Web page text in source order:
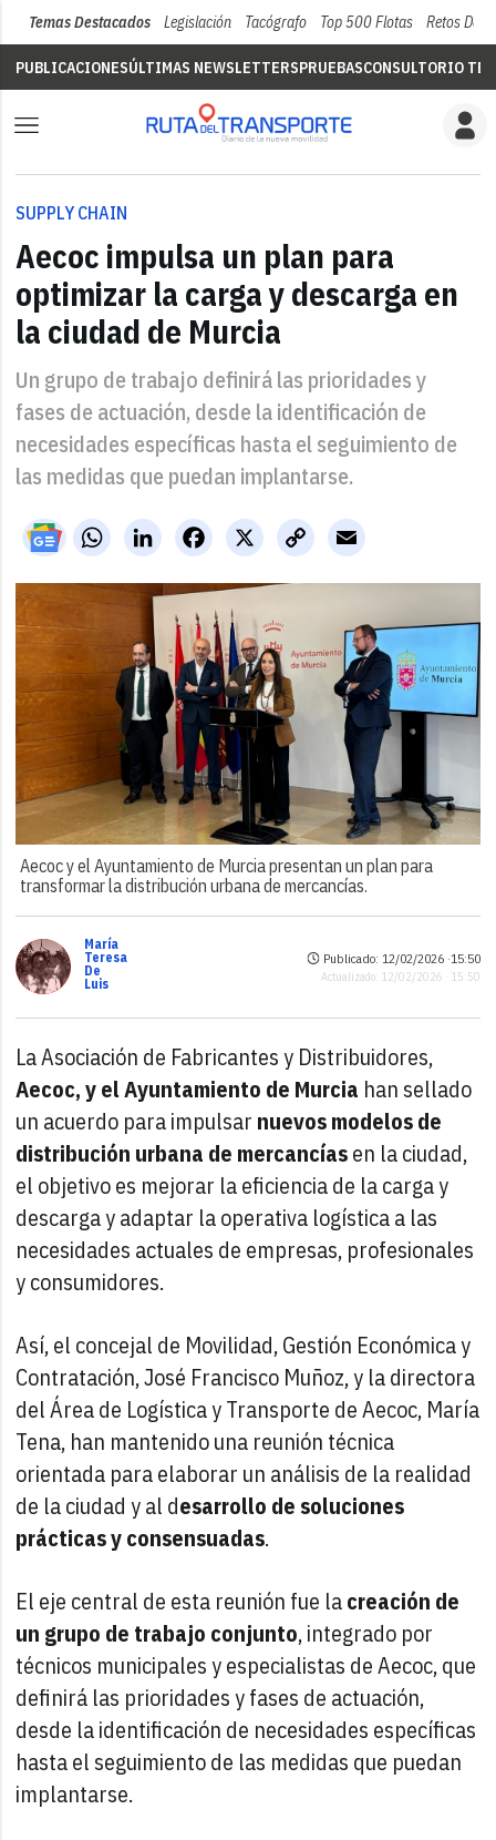
Temas Destacados Legislación Tacógrafo Top 500 Flotas Retos Del
PUBLICACIONESÚLTIMAS NEWSLETTERSPRUEBASCONSULTORIO
SUPPLY CHAIN
Aecoc impulsa un plan para
optimizar la carga y descarga en
la ciudad de Murcia
Un grupo de trabajo definirá las prioridades y
fases de actuación, desde la identificación de
necesidades específicas hasta el seguimiento de
las medidas que puedan implantarse.
WhatsAppLinkedIn X
Facebook
Copy
Link
Email
Aecoc y el Ayuntamiento de Murcia presentan un plan para
transformar la distribución urbana de mercancías.
María
Teresa
De
Luis
Publicado: 12/02/2026 ·15:50
Actualizado: 12/02/2026 · 15:50
La Asociación de Fabricantes y Distribuidores,
Aecoc, y el Ayuntamiento de Murcia han sellado
un acuerdo para impulsar nuevos modelos de
distribución urbana de mercancíasen la ciudad,
el objetivo es mejorar la eficiencia de la carga y
descarga y adaptar la operativa logística a las
necesidades actuales de empresas, profesionales
y consumidores.
Así, el concejal de Movilidad, Gestión Económica y
Contratación, José Francisco Muñoz, y la directora
del Área de Logística y Transporte de Aecoc, María
Tena, han mantenido una reunión técnica
orientada para elaborar un análisis de la realidad
de la ciudad y al desarrollo de soluciones
prácticas y consensuadas.
El eje central de esta reunión fue lacreación de
un grupo de trabajo conjunto, integrado por
técnicos municipales y especialistas de Aecoc, que
definirá las prioridades y fases de actuación,
desde la identificación de necesidades específicas
hasta el seguimiento de las medidas que puedan
implantarse.